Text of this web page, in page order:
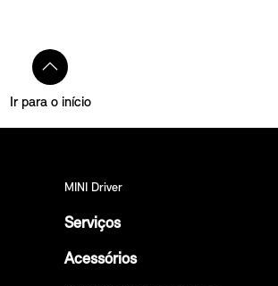
Ir para o início
MINI Driver
Serviços
Acessórios